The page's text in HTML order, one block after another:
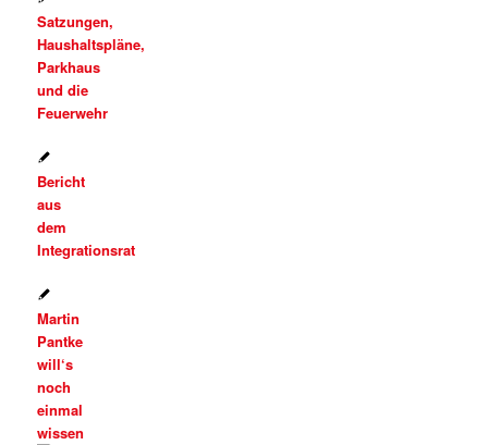
Satzungen,
Haushaltspläne,
Parkhaus
und die
Feuerwehr
Bericht
aus
dem
Integrationsrat
Martin
Pantke
will‘s
noch
einmal
wissen